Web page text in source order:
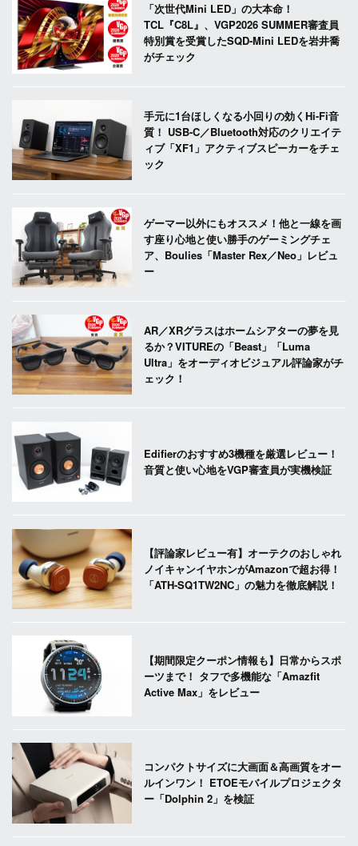
「次世代Mini LED」の大本命！
TCL『C8L』、VGP2026 SUMMER審査員
特別賞を受賞したSQD-Mini LEDを岩井喬
がチェック
手元に1台ほしくなる小回りの効くHi-Fi音
質！ USB-C／Bluetooth対応のクリエイテ
ィブ「XF1」アクティブスピーカーをチェ
ック
ゲーマー以外にもオススメ！他と一線を画
す座り心地と使い勝手のゲーミングチェ
ア、Boulies「Master Rex／Neo」レビュ
ー
AR／XRグラスはホームシアターの夢を見
るか？VITUREの「Beast」「Luma
Ultra」をオーディオビジュアル評論家がチ
ェック！
Edifierのおすすめ3機種を厳選レビュー！
音質と使い心地をVGP審査員が実機検証
【評論家レビュー有】オーテクのおしゃれ
ノイキャンイヤホンがAmazonで超お得！
「ATH-SQ1TW2NC」の魅力を徹底解説！
【期間限定クーポン情報も】日常からスポ
ーツまで！ タフで多機能な「Amazfit
Active Max」をレビュー
コンパクトサイズに大画面＆高画質をオー
ルインワン！ ETOEモバイルプロジェクタ
ー「Dolphin 2」を検証